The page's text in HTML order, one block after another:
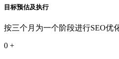
目标预估及执行
按三个月为一个阶段进行SEO优
0 +